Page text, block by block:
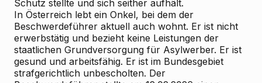
Schutz stellte und sich seither aufhält.
In Österreich lebt ein Onkel, bei dem der
Beschwerdeführer aktuell auch wohnt. Er ist nicht
erwerbstätig und bezieht keine Leistungen der
staatlichen Grundversorgung für Asylwerber. Er ist
gesund und arbeitsfähig. Er ist im Bundesgebiet
strafgerichtlich unbescholten. Der